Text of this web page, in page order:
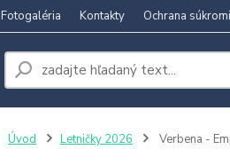
Fotogaléria Kontakty Ochrana
Úvod Letničky 2026 Verbena -